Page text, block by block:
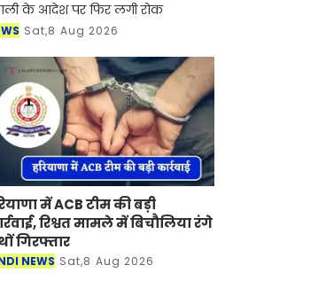
के आदेश पर फिर लगी रोक
Sat,8 Aug 2026
में ACB टीम की बड़ी
रिश्वत मामले में बिचौलिया रंगे
गिरफ्तार
NEWS Sat,8 Aug 2026